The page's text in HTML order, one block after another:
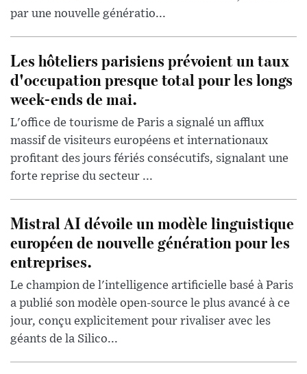
par une nouvelle génératio...
Les hôteliers parisiens prévoient un taux
d'occupation presque total pour les longs
week-ends de mai.
L'office de tourisme de Paris a signalé un afflux
massif de visiteurs européens et internationaux
profitant des jours fériés consécutifs, signalant une
forte reprise du secteur ...
Mistral AI dévoile un modèle linguistique
européen de nouvelle génération pour les
entreprises.
Le champion de l'intelligence artificielle basé à Paris
a publié son modèle open-source le plus avancé à ce
jour, conçu explicitement pour rivaliser avec les
géants de la Silico...